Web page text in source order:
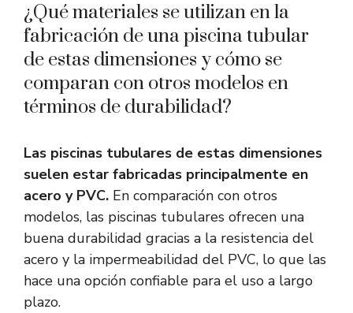
¿Qué materiales se utilizan en la
fabricación de una piscina tubular
de estas dimensiones y cómo se
comparan con otros modelos en
términos de durabilidad?
Las piscinas tubulares de estas dimensiones
suelen estar fabricadas principalmente en
acero y PVC. En comparación con otros
modelos, las piscinas tubulares ofrecen una
buena durabilidad gracias a la resistencia del
acero y la impermeabilidad del PVC, lo que las
hace una opción confiable para el uso a largo
plazo.